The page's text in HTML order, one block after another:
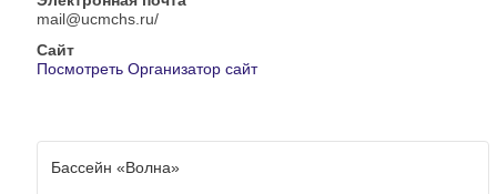
mail@ucmchs.ru/
Сайт
Посмотреть Организатор сайт
Бассейн «Волна»